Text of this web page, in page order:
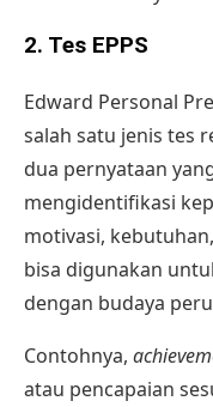
2. Tes EPPS
Edward Personal
salah satu jenis tes
dua pernyataan
mengidentifikasi
motivasi,
bisa digunakan
dengan budaya
Contohnya,
atau pencapaian